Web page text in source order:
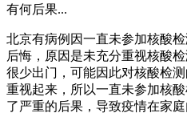
有何后果...
北京有病例因一直未参加核酸
后悔，原因是未充分重视核酸
很少出门，可能因此对核酸检
重视起来，所以一直未参加核
了严重的后果，导致疫情在家庭